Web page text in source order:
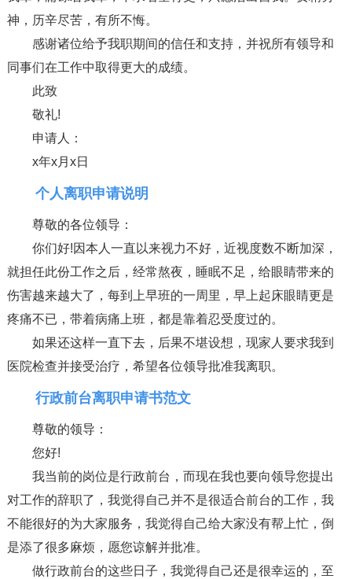
神，历辛尽苦，有所不悔。
感谢诸位给予我职期间的信任和支持，并祝所有领导和
同事们在工作中取得更大的成绩。
此致
敬礼!
申请人：
x年x月x日
个人离职申请说明
尊敬的各位领导：
你们好!因本人一直以来视力不好，近视度数不断加深，
就担任此份工作之后，经常熬夜，睡眠不足，给眼睛带来的
伤害越来越大了，每到上早班的一周里，早上起床眼睛更是
疼痛不已，带着病痛上班，都是靠着忍受度过的。
如果还这样一直下去，后果不堪设想，现家人要求我到
医院检查并接受治疗，希望各位领导批准我离职。
行政前台离职申请书范文
尊敬的领导：
您好!
我当前的岗位是行政前台，而现在我也要向领导您提出
对工作的辞职了，我觉得自己并不是很适合前台的工作，我
不能很好的为大家服务，我觉得自己给大家没有帮上忙，倒
是添了很多麻烦，愿您谅解并批准。
做行政前台的这些日子，我觉得自己还是很幸运的，至